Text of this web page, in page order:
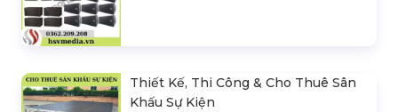
Thiết Kế, Thi Công & Cho Thuê Sân
Khấu Sự Kiện